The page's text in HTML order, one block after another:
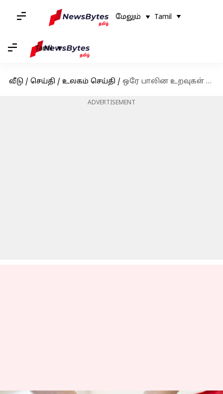
மேலும் Tamil
Tamil
வீடு / செய்தி / உலகம் செய்தி / ஒரே பாலின உறவுகள் குற்றமற்றது: இந்தியாவை முன்னுதாரணமாக எடுத்துக்கொண்ட இலங்கை
ADVERTISEMENT